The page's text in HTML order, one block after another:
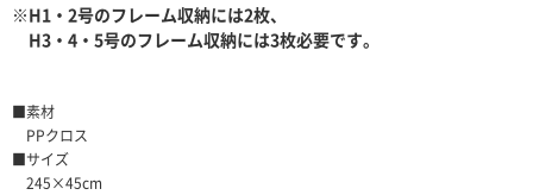
※H1・2号のフレーム収納には2枚、
H3・4・5号のフレーム収納には3枚必要です。
■素材
PPクロス
■サイズ
245×45cm